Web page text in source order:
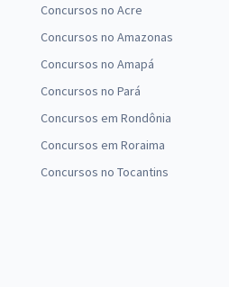
Concursos no Acre
Concursos no Amazonas
Concursos no Amapá
Concursos no Pará
Concursos em Rondônia
Concursos em Roraima
Concursos no Tocantins